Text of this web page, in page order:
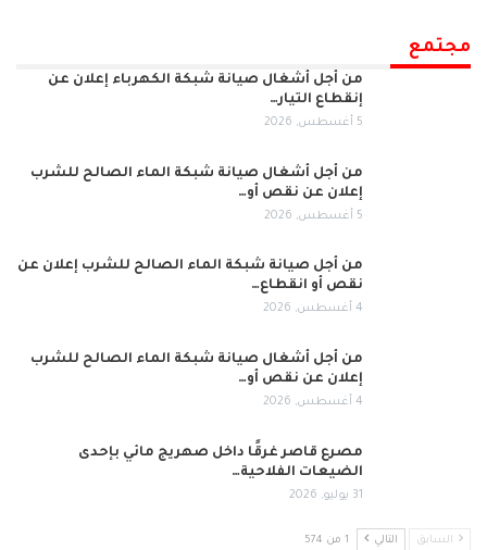
مجتمع
من أجل أشغال صيانة شبكة الكهرباء إعلان عن
إنقطاع التيار…
5 أغسطس, 2026
من أجل أشغال صيانة شبكة الماء الصالح للشرب
إعلان عن نقص أو…
5 أغسطس, 2026
من أجل صيانة شبكة الماء الصالح للشرب إعلان عن
نقص أو انقطاع…
4 أغسطس, 2026
من أجل أشغال صيانة شبكة الماء الصالح للشرب
إعلان عن نقص أو…
4 أغسطس, 2026
مصرع قاصر غرقًا داخل صهريج مائي بإحدى
الضيعات الفلاحية…
31 يوليو, 2026
السابق التالي 1 من 574